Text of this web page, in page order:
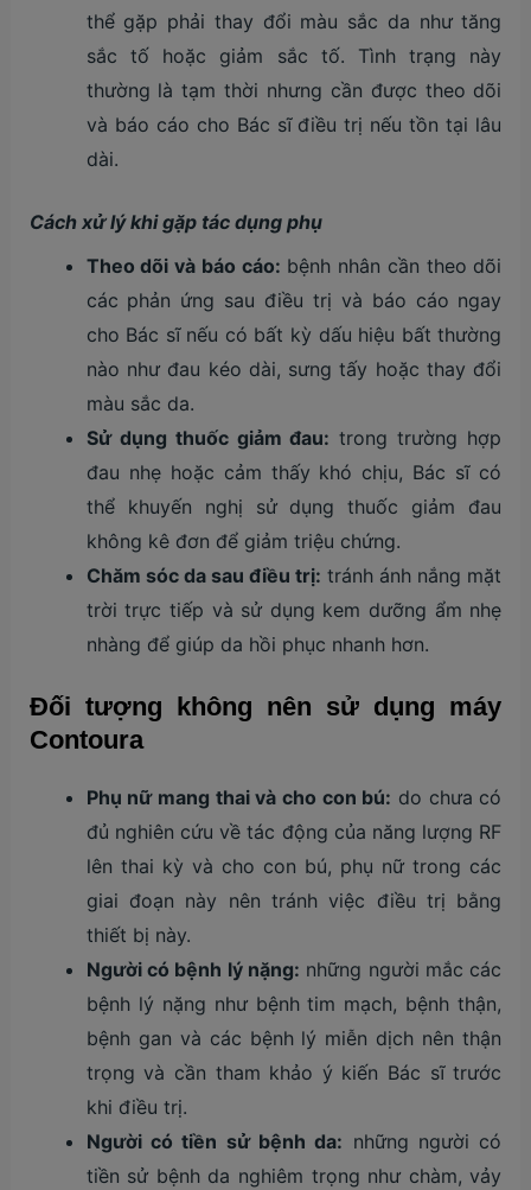
thể gặp phải thay đổi màu sắc da như tăng
sắc tố hoặc giảm sắc tố. Tình trạng này
thường là tạm thời nhưng cần được theo dõi
và báo cáo cho Bác sĩ điều trị nếu tồn tại lâu
dài​.
Cách xử lý khi gặp tác dụng phụ
Theo dõi và báo cáo: bệnh nhân cần theo dõi
các phản ứng sau điều trị và báo cáo ngay
cho Bác sĩ nếu có bất kỳ dấu hiệu bất thường
nào như đau kéo dài, sưng tấy hoặc thay đổi
màu sắc da.
Sử dụng thuốc giảm đau: trong trường hợp
đau nhẹ hoặc cảm thấy khó chịu, Bác sĩ có
thể khuyến nghị sử dụng thuốc giảm đau
không kê đơn để giảm triệu chứng​.
Chăm sóc da sau điều trị: tránh ánh nắng mặt
trời trực tiếp và sử dụng kem dưỡng ẩm nhẹ
nhàng để giúp da hồi phục nhanh hơn​.
Đối tượng không nên sử dụng máy
Contoura
Phụ nữ mang thai và cho con bú: do chưa có
đủ nghiên cứu về tác động của năng lượng RF
lên thai kỳ và cho con bú, phụ nữ trong các
giai đoạn này nên tránh việc điều trị bằng
thiết bị này​.
Người có bệnh lý nặng: những người mắc các
bệnh lý nặng như bệnh tim mạch, bệnh thận,
bệnh gan và các bệnh lý miễn dịch nên thận
trọng và cần tham khảo ý kiến Bác sĩ trước
khi điều trị​.
Người có tiền sử bệnh da: những người có
tiền sử bệnh da nghiêm trọng như chàm, vảy